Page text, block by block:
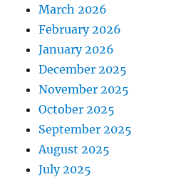
March 2026
February 2026
January 2026
December 2025
November 2025
October 2025
September 2025
August 2025
July 2025